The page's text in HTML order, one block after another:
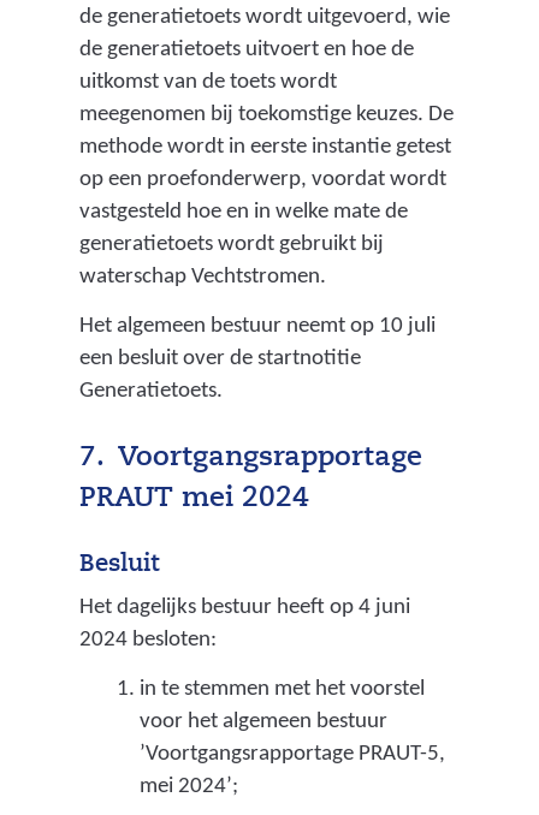
b
e
t
r
o
k
k
e
n
z
o
t
e
f
de generatietoets wordt uitgevoerd, wie
de generatietoets uitvoert en hoe de
uitkomst van de toets wordt
meegenomen bij toekomstige keuzes. De
methode wordt in eerste instantie getest
op een proefonderwerp, voordat wordt
vastgesteld hoe en in welke mate de
generatietoets wordt gebruikt bij
waterschap Vechtstromen.
Het algemeen bestuur neemt op 10 juli
een besluit over de startnotitie
Generatietoets.
7. Voortgangsrapportage
PRAUT mei 2024
Besluit
Het dagelijks bestuur heeft op 4 juni
2024 besloten:
in te stemmen met het voorstel
voor het algemeen bestuur
’Voortgangsrapportage PRAUT-5,
mei 2024’;